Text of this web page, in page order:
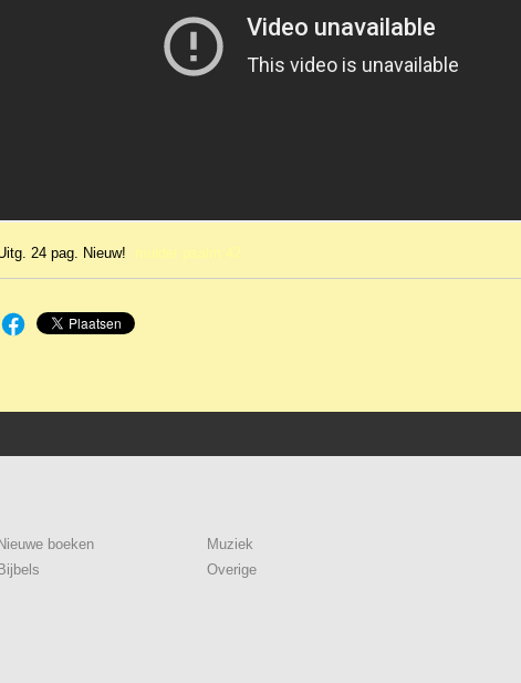
24 pag. Nieuw! mulder psalm 42
Nieuwe boeken
Bijbels
Muziek
Overige